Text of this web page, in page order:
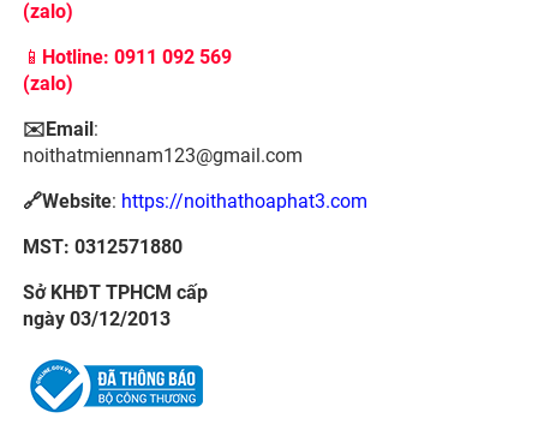
(zalo)
📱 Hotline: 0911 092 569
(zalo)
✉️Email :
noithatmiennam123@gmail.com
🔗Website: https://noithathoaphat3.com
MST: 0312571880
Sở KHĐT TPHCM cấp
ngày 03/12/2013